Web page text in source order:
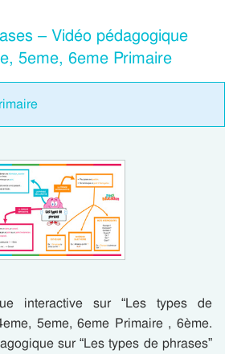
– Vidéo pédagogique
5eme, 6eme Primaire
interactive sur “Les types de
5eme, 6eme Primaire , 6ème.
sur “Les types de phrases”